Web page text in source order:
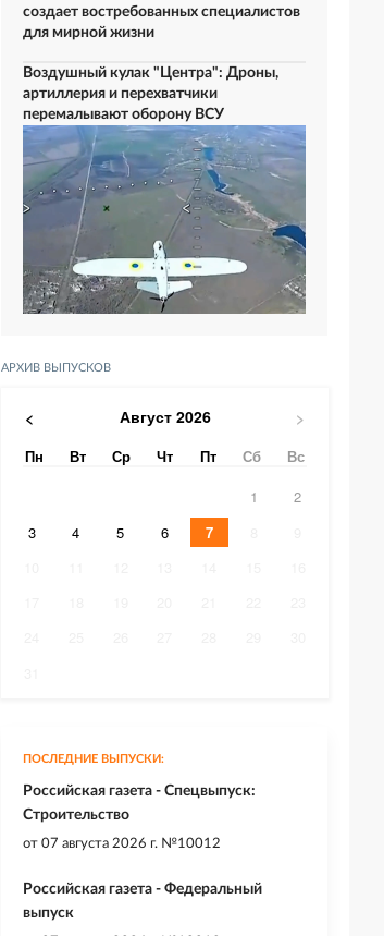
создает востребованных специалистов
для мирной жизни
Воздушный кулак "Центра": Дроны,
артиллерия и перехватчики
перемалывают оборону ВСУ
АРХИВ ВЫПУСКОВ
< Август 2026 >
Пн Вт Ср Чт Пт Сб
Вс
1
2
3
4 5 6 7
ПОСЛЕДНИЕ ВЫПУСКИ:
Российская газета - Спецвыпуск:
Строительство
от 07 августа 2026 г. №10012
Российская газета - Федеральный
выпуск